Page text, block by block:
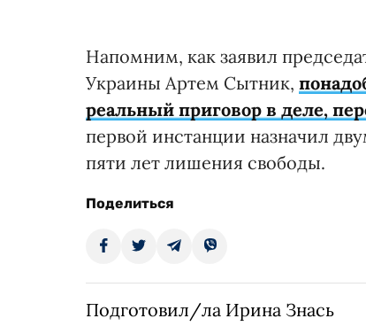
Напомним, как заявил
Украины Артем Сытник,
реальный приговор в деле,
первой инстанции назначил
пяти лет лишения свободы.
Поделиться
Подготовил/ла Ирина Знась